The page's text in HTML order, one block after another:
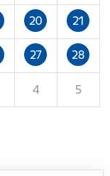
20 21
27 28
4 5